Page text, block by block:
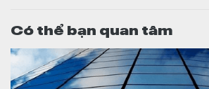
Có thể bạn quan tâm